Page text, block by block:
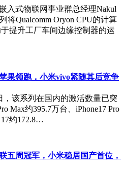
入式物联网事业群总经理Nakul
将Qualcomm Oryon CPU的计算
提升工厂车间边缘控制器的运
果领跑，小米vivo紧随其后竞争
，该系列在国内的激活数量已突
Max约395.7万台、iPhone17 Pro
17约172.8…
五周冠军，小米稳居国产首位，